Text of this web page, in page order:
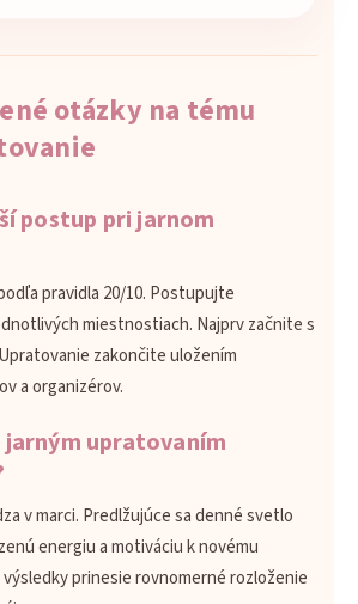
otázky na tému
postup pri jarnom
pravidla 20/10. Postupujte
miestnostiach. Najprv začnite s
zakončite uložením
a organizérov.
jarným upratovaním
v marci. Predlžujúce sa denné svetlo
energiu a motiváciu k novému
prinesie rovnomerné rozloženie